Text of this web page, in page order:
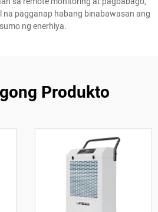
pagganap habang binabawasan ang
ng enerhiya.
Produkto